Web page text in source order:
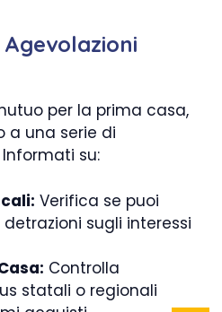
per la prima casa,
a una serie di
su:
Verifica se puoi
sugli interessi
Controlla
statali o regionali